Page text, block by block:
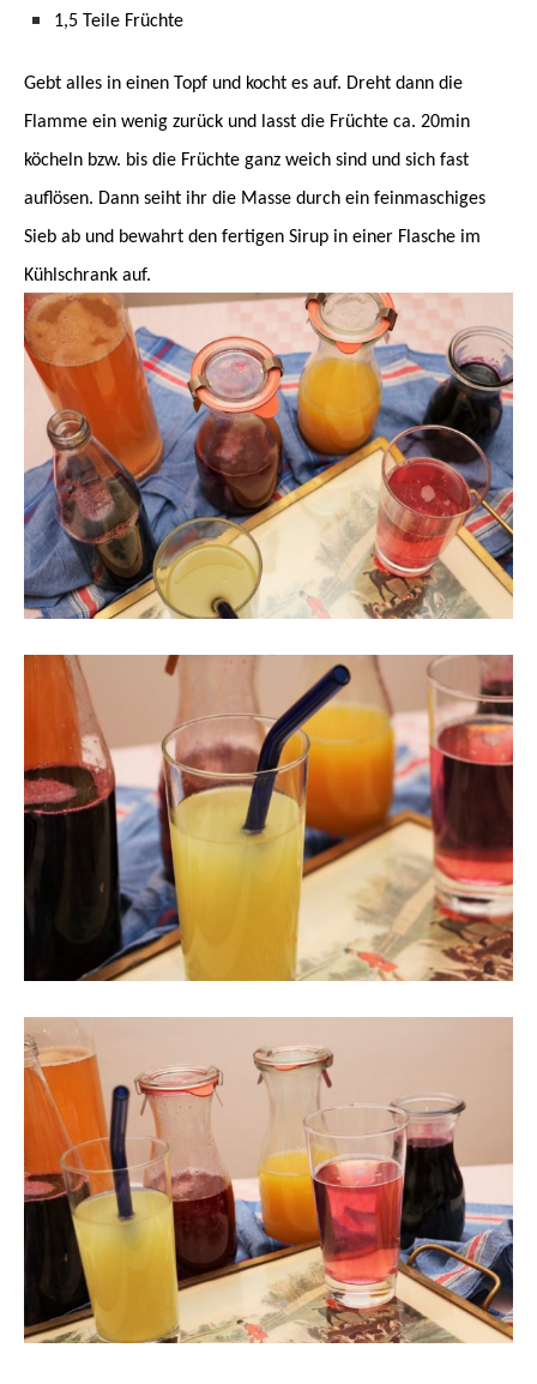
1,5 Teile Früchte
Gebt alles in einen Topf und kocht es auf. Dreht dann die
Flamme ein wenig zurück und lasst die Früchte ca. 20min
köcheln bzw. bis die Früchte ganz weich sind und sich fast
auflösen. Dann seiht ihr die Masse durch ein feinmaschiges
Sieb ab und bewahrt den fertigen Sirup in einer Flasche im
Kühlschrank auf.